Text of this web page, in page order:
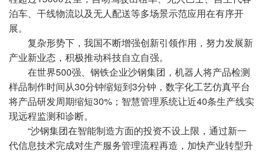
泊车、干线物流以及无人配送等多场景示范应用在有序开
展。
复杂形势下，我国不断增强创新引领作用，努力发展新
产业新业态，积极推动科技自立自强。
在世界500强、钢铁企业沙钢集团，机器人将产品检测
样品制作时间从30分钟缩短到3分钟，数字化工艺仿真平台
将产品研发周期缩短30%；智慧管理系统让近40条生产线实
现远程监测和诊断。
“沙钢集团在智能制造方面的投资不设上限，通过新一
代信息技术完成对生产服务管理流程再造，加快产业转型升